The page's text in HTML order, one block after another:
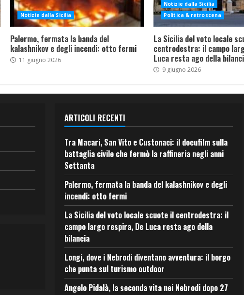
Notizie dalla Sicilia
Palermo, fermata la banda del
kalashnikov e degli incendi: otto fermi
11 giugno 2026
Notizie dalla Sicilia
Politica & retroscena
La Sicilia del voto locale
centrodestra: il campo
Luca resta ago della
9 giugno 2026
ARTICOLI RECENTI
Tra Macari, San Vito e Custonaci: il docufilm sulla
battaglia civile che fermò la raffineria negli anni
Settanta
Palermo, fermata la banda del kalashnikov e degli
incendi: otto fermi
La Sicilia del voto locale scuote il centrodestra: il
campo largo respira, De Luca resta ago della
bilancia
Longi, dove i Nebrodi diventano avventura: il borgo
che punta sul turismo outdoor
Angelo Pidalà, la seconda vita nei Nebrodi dopo 27